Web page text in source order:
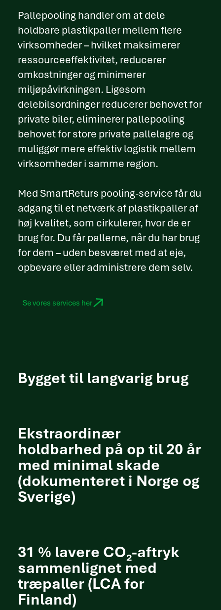
Pallepooling handler om at dele
holdbare plastikpaller mellem flere
virksomheder – hvilket maksimerer
ressourceeffektivitet, reducerer
omkostninger og minimerer
miljøpåvirkningen. Ligesom
delebilsordninger reducerer behovet for
private biler, eliminerer pallepooling
behovet for store private pallelagre og
muliggør mere effektiv logistik mellem
virksomheder i samme region.
Med SmartReturs pooling-service får du
adgang til et netværk af plastikpaller af
høj kvalitet, som cirkulerer, hvor de er
brug for. Du får pallerne, når du har brug
for dem – uden besværet med at eje,
opbevare eller administrere dem selv.
Se vores services her
Bygget til langvarig brug
Ekstraordinær
holdbarhed på op til 20 år
med minimal skade
(dokumenteret i Norge og
Sverige)
31 % lavere CO₂-aftryk
sammenlignet med
træpaller (LCA for
Finland)